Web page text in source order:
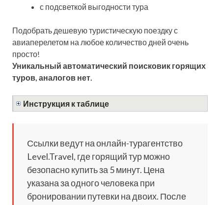
с подсветкой выгодности тура
Подобрать дешевую туристическую поездку с
авиаперелетом на любое количество дней очень
просто!
Уникальный автоматический поисковик горящих
туров, аналогов нет.
Инструкция к таблице
Ссылки ведут на онлайн-турагентство
Level.Travel, где горящий тур можно
безопасно купить за 5 минут. Цена
указана за одного человека при
бронировании путевки на двоих. После